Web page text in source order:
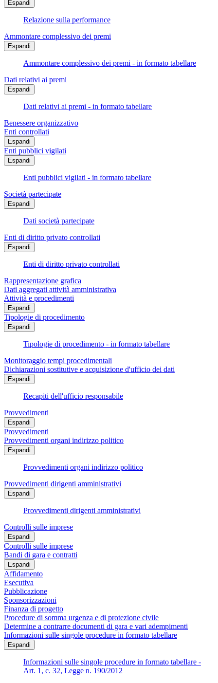
Espandi
Relazione sulla performance
Ammontare complessivo dei premi
Espandi
Ammontare complessivo dei premi - in formato tabellare
Dati relativi ai premi
Espandi
Dati relativi ai premi - in formato tabellare
Benessere organizzativo
Enti controllati
Espandi
Enti pubblici vigilati
Espandi
Enti pubblici vigilati - in formato tabellare
Società partecipate
Espandi
Dati società partecipate
Enti di diritto privato controllati
Espandi
Enti di diritto privato controllati
Rappresentazione grafica
Dati aggregati attività amministrativa
Attività e procedimenti
Espandi
Tipologie di procedimento
Espandi
Tipologie di procedimento - in formato tabellare
Monitoraggio tempi procedimentali
Dichiarazioni sostitutive e acquisizione d'ufficio dei dati
Espandi
Recapiti dell'ufficio responsabile
Provvedimenti
Espandi
Provvedimenti
Provvedimenti organi indirizzo politico
Espandi
Provvedimenti organi indirizzo politico
Provvedimenti dirigenti amministrativi
Espandi
Provvedimenti dirigenti amministrativi
Controlli sulle imprese
Espandi
Controlli sulle imprese
Bandi di gara e contratti
Espandi
Affidamento
Esecutiva
Pubblicazione
Sponsorizzazioni
Finanza di progetto
Procedure di somma urgenza e di protezione civile
Determine a contrarre documenti di gara e vari adempimenti
Informazioni sulle singole procedure in formato tabellare
Espandi
Informazioni sulle singole procedure in formato tabellare -
Art. 1, c. 32, Legge n. 190/2012